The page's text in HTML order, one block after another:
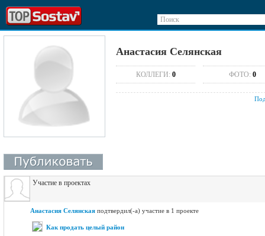
Поиск
Анастасия Селянская
КОЛЛЕГИ: 0 ФОТО: 0
Участие в проектах
Анастасия Селянская подтвердил(-а) участие в 1 проекте
Как продать целый район